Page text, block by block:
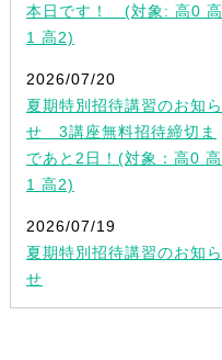
本日です！ (対象: 高0 高
1 高2)
2026/07/20
夏期特別招待講習のお知ら
せ 3講座無料招待締切ま
であと2日！(対象：高0 高
1 高2)
2026/07/19
夏期特別招待講習のお知ら
せ